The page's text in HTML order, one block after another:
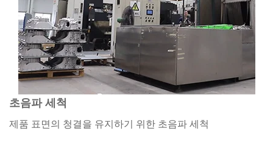
초음파 세척
제품 표면의 청결을 유지하기 위한 초음파 세척